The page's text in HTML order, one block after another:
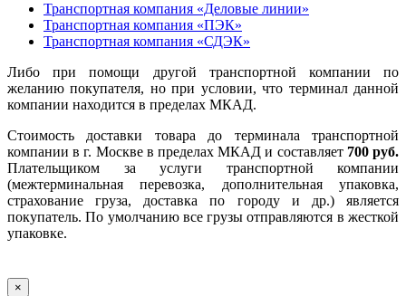
Транспортная компания «Деловые линии»
Транспортная компания «ПЭК»
Транспортная компания «СДЭК»
Либо при помощи другой транспортной компании по
желанию покупателя, но при условии, что терминал данной
компании находится в пределах МКАД.
Стоимость доставки товара до терминала транспортной
компании в г. Москве в пределах МКАД и составляет 700 руб.
Плательщиком за услуги транспортной компании
(межтерминальная перевозка, дополнительная упаковка,
страхование груза, доставка по городу и др.) является
покупатель. По умолчанию все грузы отправляются в жесткой
упаковке.
×